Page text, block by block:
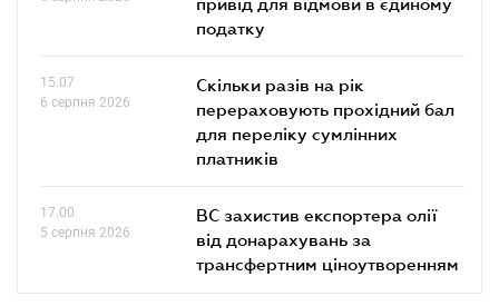
податку
15.07
6 серпня 2026
Скільки разів на рік
перераховують прохідний бал
для переліку сумлінних
платників
17.00
5 серпня 2026
ВС захистив експортера олії
від донарахувань за
трансфертним ціноутворенням